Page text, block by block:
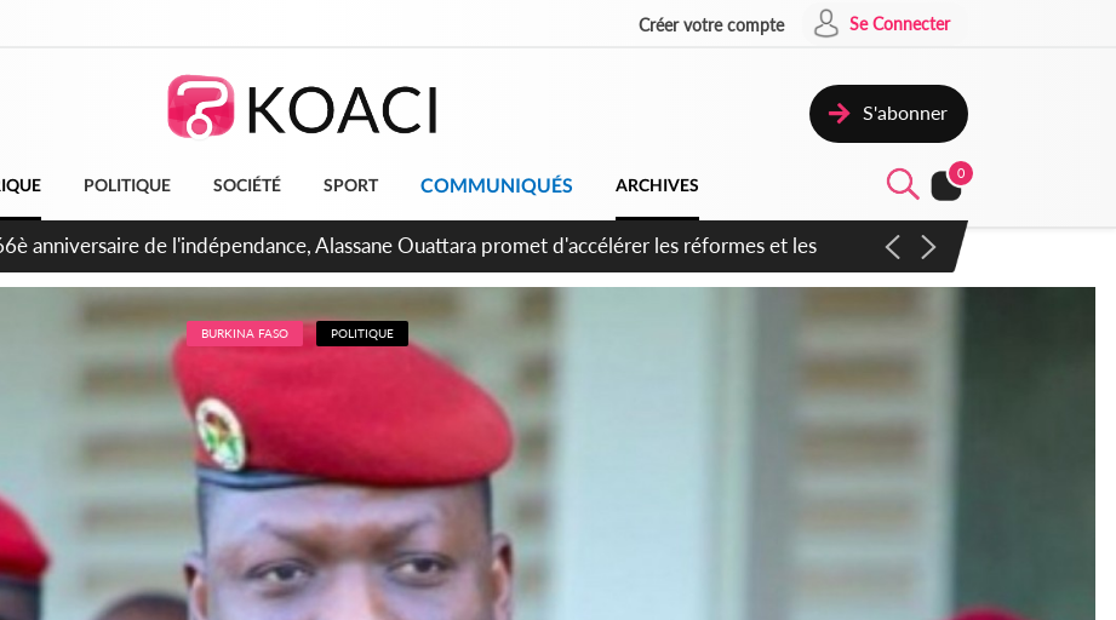
Créer votre compte Se Connecter
S'abonner
POLITIQUE SOCIÉTÉ SPORT COMMUNIQUÉS ARCHIVES
0
Abidjan, Amadou Oury Bah admire le modèle ivoirien et veut s'en inspirer pour accélérer le
de la Guinée
BURKINA FASO POLITIQUE